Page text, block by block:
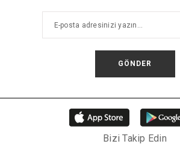
GÖNDER
Bizi Takip Edin